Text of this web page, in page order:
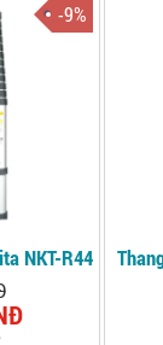
-9%
NKT-R44